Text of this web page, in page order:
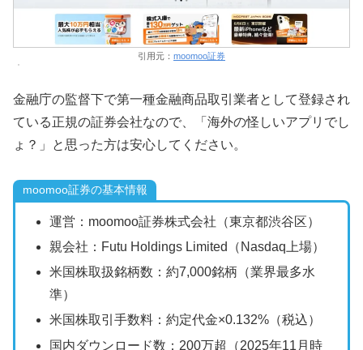
引用元： moomoo証券
金融庁の監督下で第一種金融商品取引業者として登録され
ている正規の証券会社なので、「海外の怪しいアプリでし
ょ？」と思った方は安心してください。
moomoo証券の基本情報
運営：moomoo証券株式会社（東京都渋谷区）
親会社：Futu Holdings Limited（Nasdaq上場）
米国株取扱銘柄数：約7,000銘柄（業界最多水
準）
米国株取引手数料：約定代金×0.132%（税込）
国内ダウンロード数：200万超（2025年11月時